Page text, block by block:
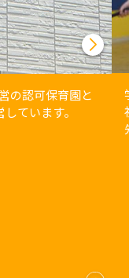
の認可保育園と
ています。